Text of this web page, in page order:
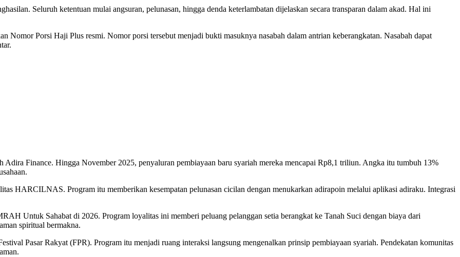
Seluruh ketentuan mulai angsuran, pelunasan, hingga denda keterlambatan dijelaskan secara transparan dalam akad. Hal ini
Nomor Porsi Haji Plus resmi. Nomor porsi tersebut menjadi bukti masuknya nasabah dalam antrian keberangkatan. Nasabah dapat
Finance. Hingga November 2025, penyaluran pembiayaan baru syariah mereka mencapai Rp8,1 triliun. Angka itu tumbuh 13%
HARCILNAS. Program itu memberikan kesempatan pelunasan cicilan dengan menukarkan adirapoin melalui aplikasi adiraku. Integrasi
Untuk Sahabat di 2026. Program loyalitas ini memberi peluang pelanggan setia berangkat ke Tanah Suci dengan biaya dari
spiritual bermakna.
Pasar Rakyat (FPR). Program itu menjadi ruang interaksi langsung mengenalkan prinsip pembiayaan syariah. Pendekatan komunitas